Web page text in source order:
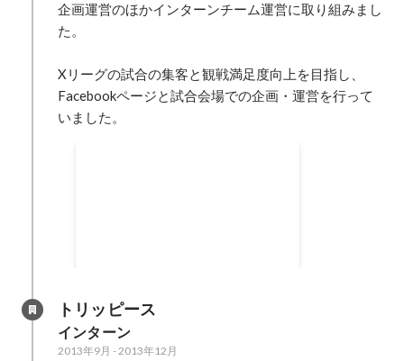
企画運営のほかインターンチーム運営に取り組みまし
た。
Xリーグの試合の集客と観戦満足度向上を目指し、
Facebookページと試合会場での企画・運営を行って
いました。
トリッピース
インターン
2013年9月 -2013年12月